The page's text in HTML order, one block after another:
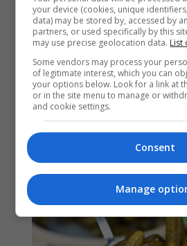
your device (cookies, unique
data) may be stored by, accessed by
partners, or used specifically by this
may use precise geolocation data. List
Some vendors may process your
of legitimate interest, which you can
your options below. Look for a link at
or in the site menu to manage or
and cookie settings.
Consent
Manage